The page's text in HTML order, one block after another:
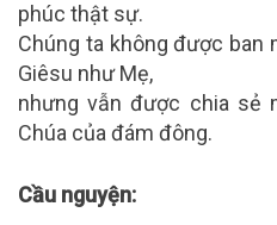
phúc thật sự.
Chúng ta không được
Giêsu như Mẹ,
nhưng vẫn được chia sẻ
Chúa của đám đông.
Cầu nguyện: